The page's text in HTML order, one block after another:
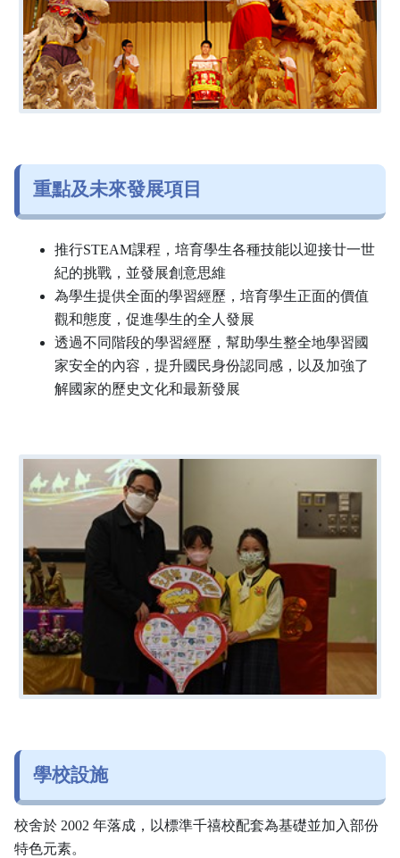
重點及未來發展項目
推行STEAM課程，培育學生各種技能以迎接廿一世
紀的挑戰，並發展創意思維
為學生提供全面的學習經歷，培育學生正面的價值
觀和態度，促進學生的全人發展
透過不同階段的學習經歷，幫助學生整全地學習國
家安全的內容，提升國民身份認同感，以及加強了
解國家的歷史文化和最新發展
學校設施
校舍於 2002 年落成，以標準千禧校配套為基礎並加入部份
特色元素。